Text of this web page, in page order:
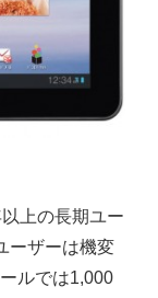
上の長期ユー
ーザーは機変
ルでは1,000